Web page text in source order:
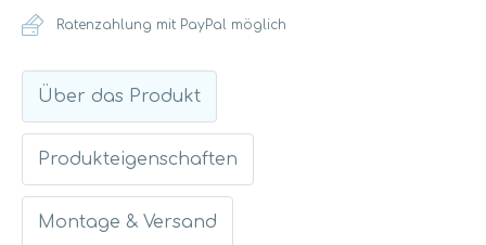
Ratenzahlung mit PayPal möglich
Über das Produkt
Produkteigenschaften
Montage & Versand